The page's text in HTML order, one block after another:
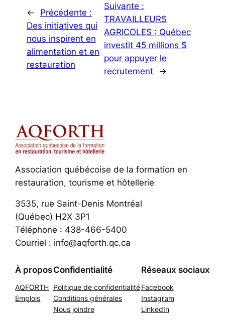
←
Précédente :
Des initiatives qui
nous inspirent en
alimentation et en
restauration
Suivante :
TRAVAILLEURS
AGRICOLES : Québec
investit 45 millions $
pour appuyer le
recrutement
→
Association québécoise de la formation en
restauration, tourisme et hôtellerie
3535, rue Saint-Denis Montréal
(Québec) H2X 3P1
Téléphone : 438-466-5400
Courriel : info@aqforth.qc.ca
À propos
AQFORTH
Emplois
Confidentialité
Politique de confidentialité
Conditions générales
Nous joindre
Réseaux sociaux
Facebook
Instagram
LinkedIn